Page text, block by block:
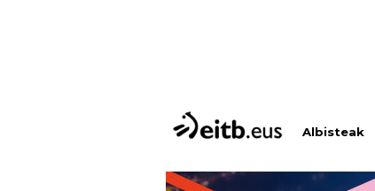
Albisteak